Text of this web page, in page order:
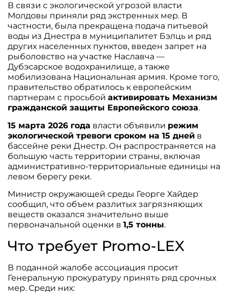
В связи с экологической угрозой власти
Молдовы приняли ряд экстренных мер. В
частности, была прекращена подача питьевой
воды из Днестра в муниципалитет Бэлць и ряд
других населенных пунктов, введен запрет на
рыболовство на участке Наславча —
Дубэсарское водохранилище, а также
мобилизована Национальная армия. Кроме того,
правительство обратилось к европейским
партнерам с просьбойактивировать Механизм
гражданской защиты Европейского союза.
15 марта 2026 года власти объявили режим
экологической тревоги сроком на 15 дней в
бассейне реки Днестр. Он распространяется на
большую часть территории страны, включая
административно-территориальные единицы на
левом берегу реки.
Министр окружающей среды Георге Хайдер
сообщил, что объем разлитых загрязняющих
веществ оказался значительно выше
первоначальной оценки в1,5 тонны.
Что требует Promo-LEX
В поданной жалобе ассоциация просит
Генеральную прокуратуру принять ряд срочных
мер. Среди них: